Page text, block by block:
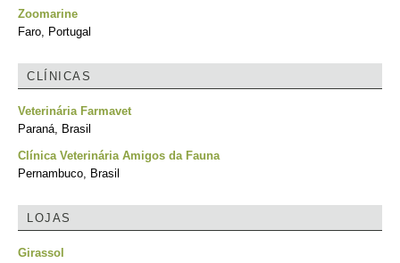
Zoomarine
Faro, Portugal
CLÍNICAS
Veterinária Farmavet
Paraná, Brasil
Clínica Veterinária Amigos da Fauna
Pernambuco, Brasil
LOJAS
Girassol